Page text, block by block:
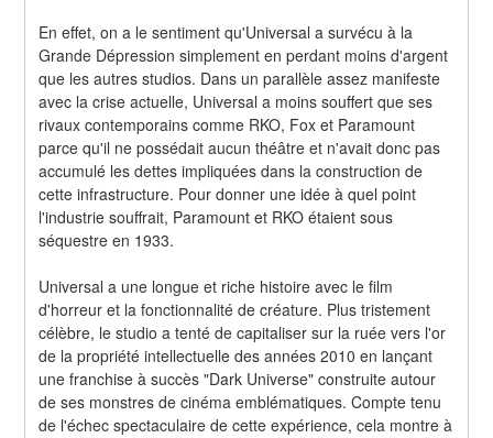
En effet, on a le sentiment qu'Universal a survécu à la
Grande Dépression simplement en perdant moins d'argent
que les autres studios. Dans un parallèle assez manifeste
avec la crise actuelle, Universal a moins souffert que ses
rivaux contemporains comme RKO, Fox et Paramount
parce qu'il ne possédait aucun théâtre et n'avait donc pas
accumulé les dettes impliquées dans la construction de
cette infrastructure. Pour donner une idée à quel point
l'industrie souffrait, Paramount et RKO étaient sous
séquestre en 1933.
Universal a une longue et riche histoire avec le film
d'horreur et la fonctionnalité de créature. Plus tristement
célèbre, le studio a tenté de capitaliser sur la ruée vers l'or
de la propriété intellectuelle des années 2010 en lançant
une franchise à succès "Dark Universe" construite autour
de ses monstres de cinéma emblématiques. Compte tenu
de l'échec spectaculaire de cette expérience, cela montre à